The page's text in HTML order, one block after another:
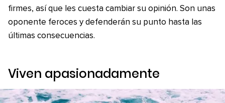
firmes, así que les cuesta cambiar su opinión. Son unas
oponente feroces y defenderán su punto hasta las
últimas consecuencias.
Viven apasionadamente